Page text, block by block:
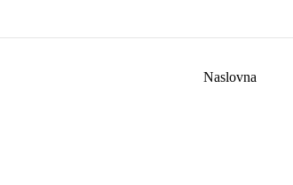
Naslovna